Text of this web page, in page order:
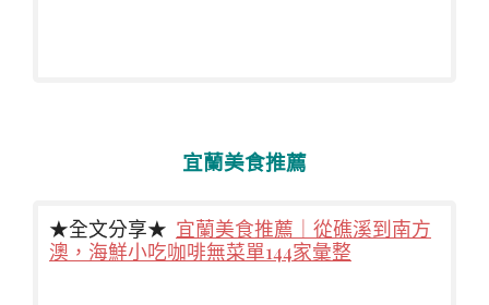
宜蘭美食推薦
★全文分享★ 宜蘭美食推薦｜從礁溪到南方
澳，海鮮小吃咖啡無菜單144家彙整